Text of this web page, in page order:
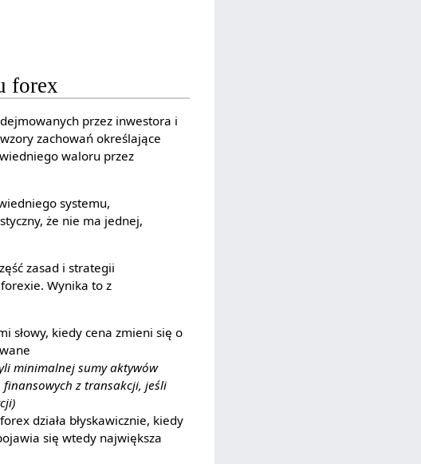
forex
przez inwestora i
zachowań określające
waloru przez
systemu,
że nie ma jednej,
zasad i strategii
Wynika to z
słowy, kiedy cena zmieni się o
minimalnej sumy aktywów
z transakcji, jeśli
działa błyskawicznie, kiedy
się wtedy największa